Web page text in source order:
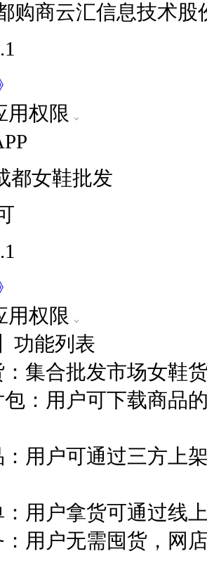
购商云汇信息技术股
用权限
都女鞋批发
用权限
功能列表
：集合批发市场女鞋
：用户可下载商品
用户可通过三方上
用户拿货可通过线
用户无需囤货，网